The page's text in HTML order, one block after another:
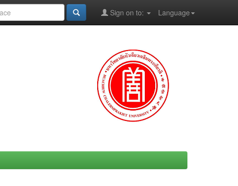
Language
Sign on to: